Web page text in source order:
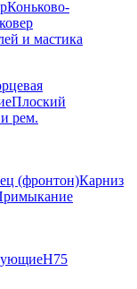
Коньково-
и мастика
Плоский
рем.
(фронтон)Карниз
Н75